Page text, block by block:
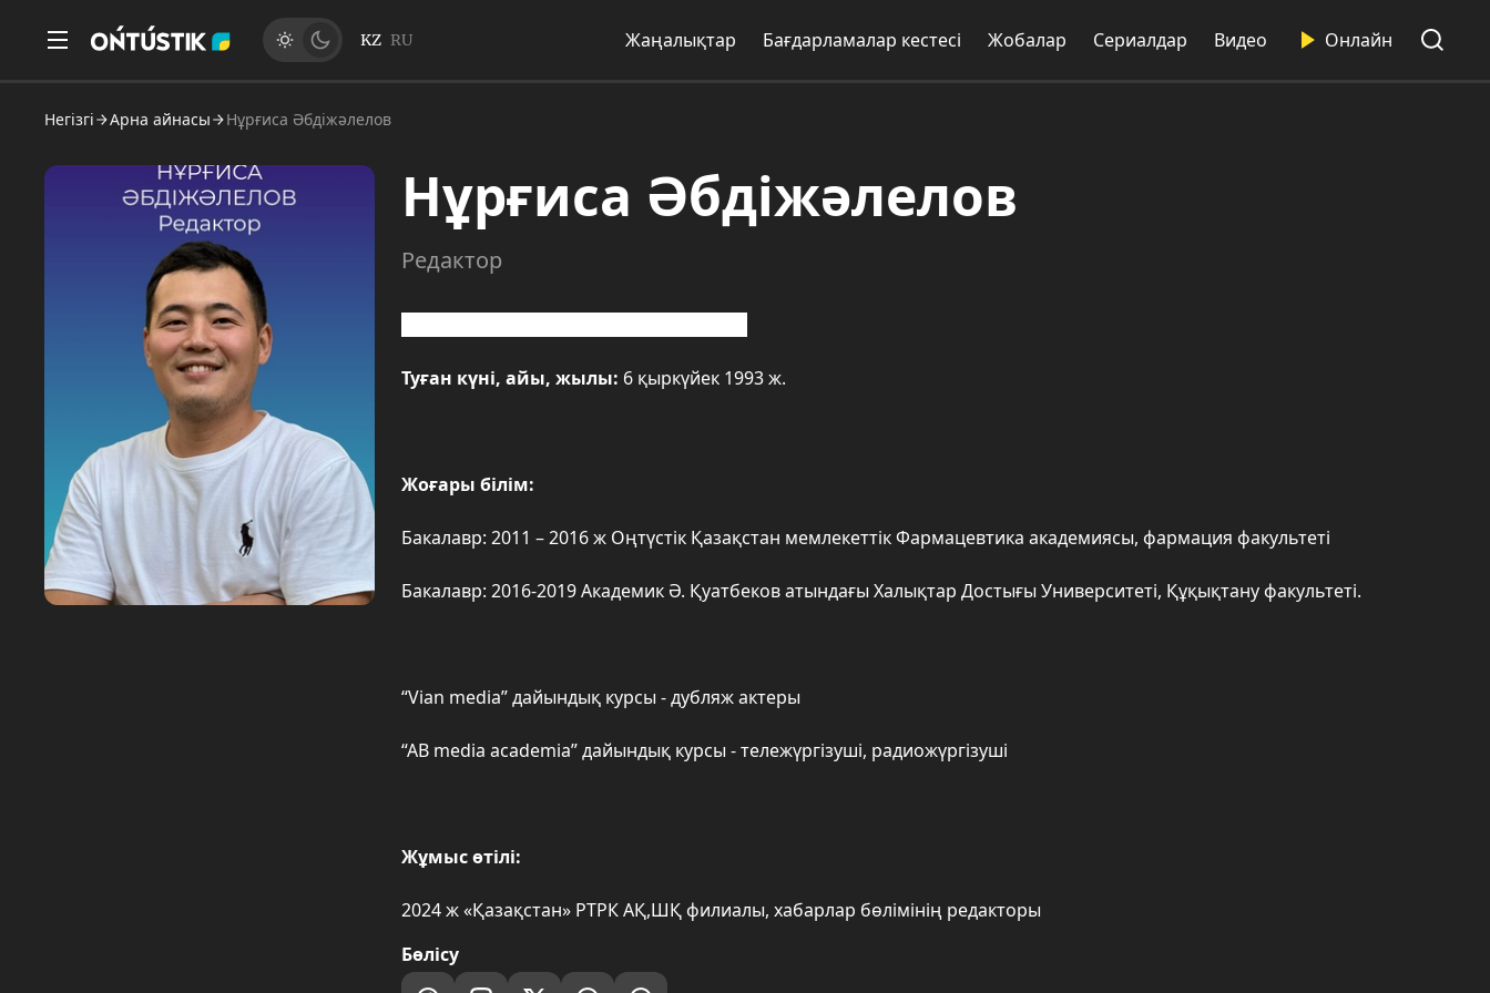
KZ RU Жаңалықтар Бағдарламалар кестесі Жобалар Сериалдар Видео Онлайн
Негізгі Арна айнасы Нұрғиса Әбдіжәлелов
Нұрғиса Әбдіжәлелов
Редактор
Туған күні, айы, жылы: 6 қыркүйек 1993 ж.
Жоғары білім:
Бакалавр: 2011 – 2016 ж Оңтүстік Қазақстан мемлекеттік Фармацевтика академиясы, фармация факультеті
Бакалавр: 2016-2019 Академик Ә. Қуатбеков атындағы Халықтар Достығы Университеті, Құқықтану факультеті.
“Vian media” дайындық курсы - дубляж актеры
“AB media academia” дайындық курсы - тележүргізуші, радиожүргізуші
Жұмыс өтілі:
2024 ж «Қазақстан» РТРК АҚ,ШҚ филиалы, хабарлар бөлімінің редакторы
Бөлісу